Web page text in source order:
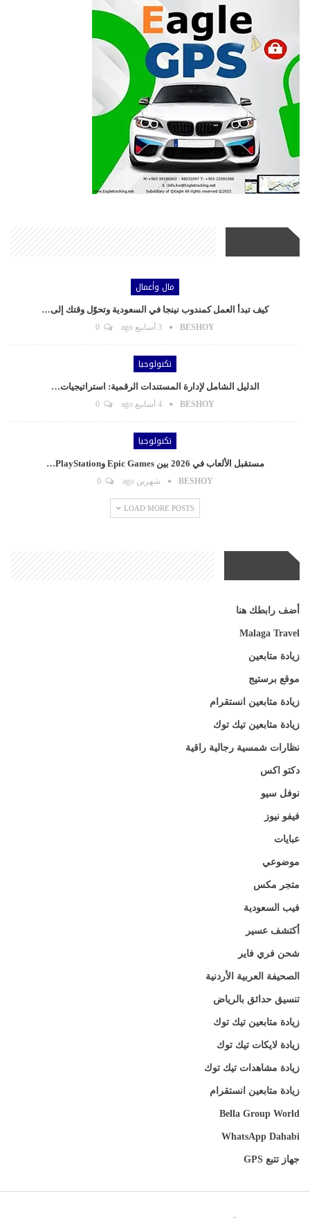
مال وأعمال
كيف تبدأ العمل كمندوب نينجا في السعودية وتحوّل وقتك إلى…
BESHOY 3 أسابيع ago
تكنولوجيا
الدليل الشامل لإدارة المستندات الرقمية: استراتيجيات…
BESHOY 4 أسابيع ago
تكنولوجيا
مستقبل الألعاب في 2026 بين Epic Games وPlayStation…
BESHOY شهرين ago
LOAD MORE POSTS
أضف رابطك هنا
Malaga Travel
زيادة متابعين
موقع برستيج
زيادة متابعين انستقرام
زيادة متابعين تيك توك
نظارات شمسية رجالية راقية
دكتو اكس
نوفل سيو
فيفو نيوز
عبايات
موضوعي
متجر مكس
فيب السعودية
أكتشف عسير
شحن فري فاير
الصحيفة العربية الأردنية
تنسيق حدائق بالرياض
زيادة متابعين تيك توك
زيادة لايكات تيك توك
زيادة مشاهدات تيك توك
زيادة متابعين انستقرام
Bella Group World
WhatsApp Dahabi
جهاز تتبع GPS